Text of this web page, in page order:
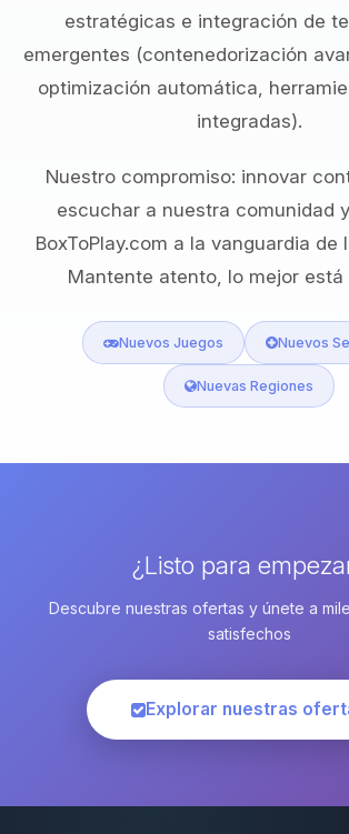
estratégicas e integración de
emergentes (contenedorización
optimización automática,
integradas).
Nuestro compromiso: innovar
escuchar a nuestra comunidad
BoxToPlay.com a la vanguardia de
Mantente atento, lo mejor está
Nuevos Juegos Nuevos
Nuevas Regiones
¿Listo para
Descubre nuestras ofertas y únete a
satisfechos
Explorar nuestras